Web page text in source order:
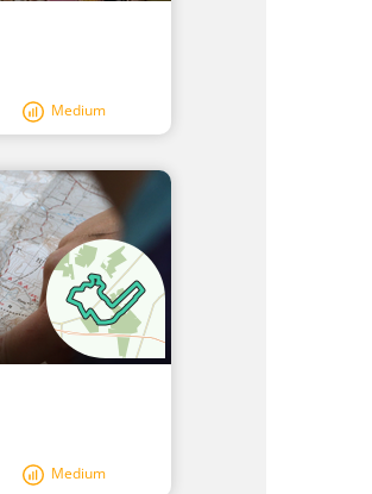
Medium
Medium